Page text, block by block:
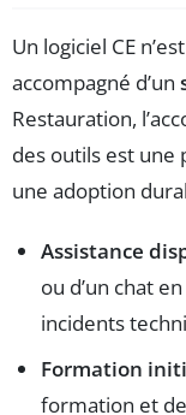
Un logiciel CE
accompagné d’un
Restauration,
des outils est une
une adoption
Assistance
ou d’un chat
incidents
Formation
formation et